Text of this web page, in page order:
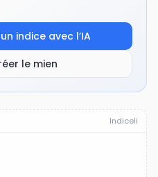
indice avec l’IA
le mien
Indiceli